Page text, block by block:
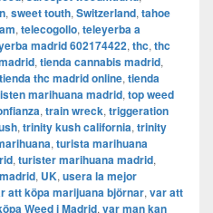
, sweet touth, Switzerland, tahoe
, telecogollo, teleyerba a
madrid 602174422, thc, thc
, tienda cannabis madrid,
tienda thc madrid online, tienda
marihuana madrid, top weed
, train wreck, triggeration
, trinity kush california, trinity
, turista marihuana
, turister marihuana madrid,
, UK, usera la mejor
att köpa marijuana björnar, var att
Weed i Madrid, var man kan